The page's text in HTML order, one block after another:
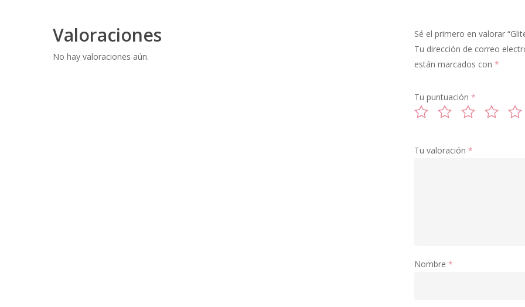
Valoraciones
No hay valoraciones aún.
Sé el primero en valorar
Tu dirección de correo
están marcados con *
Tu puntuación *
Tu valoración *
Nombre *